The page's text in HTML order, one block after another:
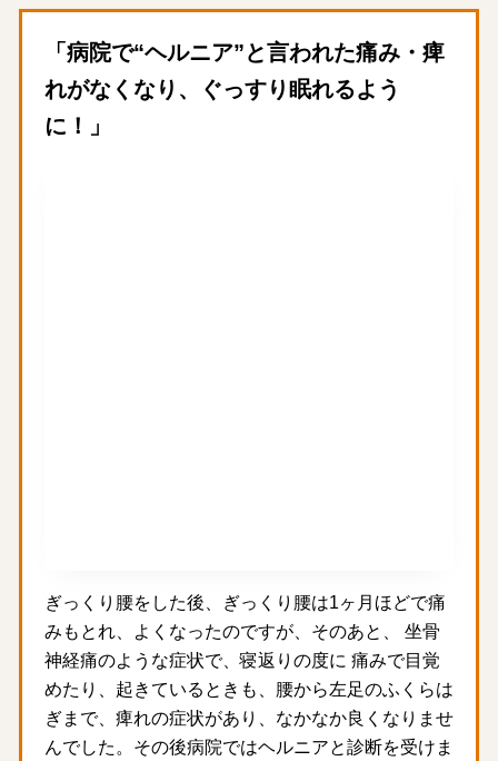
「病院で“ヘルニア”と言われた痛み・痺
れがなくなり、ぐっすり眠れるよう
に！」
ぎっくり腰をした後、ぎっくり腰は1ヶ月ほどで痛
みもとれ、よくなったのですが、そのあと、 坐骨
神経痛のような症状で、寝返りの度に 痛みで目覚
めたり、起きているときも、腰から左足のふくらは
ぎまで、痺れの症状があり、なかなか良くなりませ
んでした。その後病院ではヘルニアと診断を受けま